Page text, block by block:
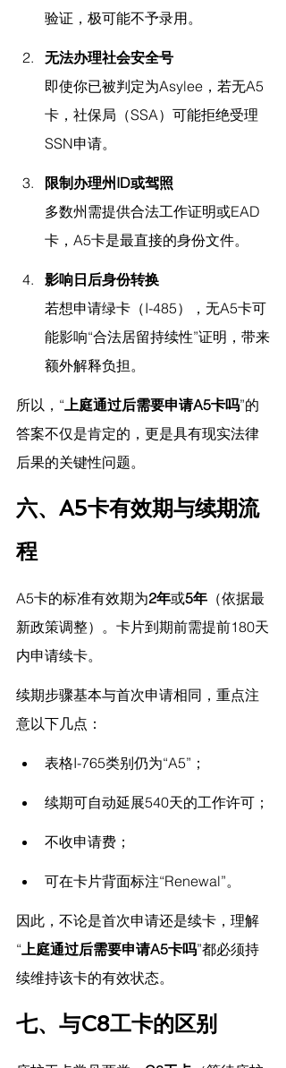
验证，极可能不予录用。
无法办理社会安全号
即使你已被判定为Asylee，若无A5
卡，社保局（SSA）可能拒绝受理
SSN申请。
限制办理州ID或驾照
多数州需提供合法工作证明或EAD
卡，A5卡是最直接的身份文件。
影响日后身份转换
若想申请绿卡（I-485），无A5卡可
能影响“合法居留持续性”证明，带来
额外解释负担。
所以，“上庭通过后需要申请A5卡吗”的
答案不仅是肯定的，更是具有现实法律
后果的关键性问题。
六、A5卡有效期与续期流
程
A5卡的标准有效期为2年或5年 （依据最
新政策调整）。卡片到期前需提前180天
内申请续卡。
续期步骤基本与首次申请相同，重点注
意以下几点：
表格I-765类别仍为“A5”；
续期可自动延展540天的工作许可；
不收申请费；
可在卡片背面标注“Renewal”。
因此，不论是首次申请还是续卡，理解
“上庭通过后需要申请A5卡吗”都必须持
续维持该卡的有效状态。
七、与C8工卡的区别